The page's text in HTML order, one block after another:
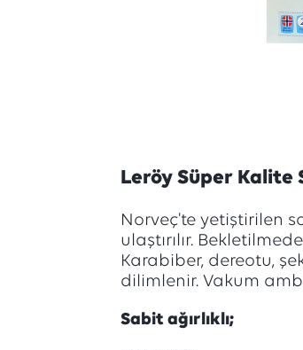
Leröy Süper Kalite
Norveç'te yetiştirilen
ulaştırılır.
Karabiber, dereotu,
dilimlenir. Vakum
Sabit ağırlıklı;